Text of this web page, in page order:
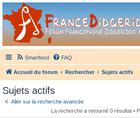
France Didgeridoo
Didgeridoo et Guimbarde sur France Didgeridoo -
Smartfeed FAQ
Accueil du forum Rechercher Sujets actifs
Sujets actifs
Aller sur la recherche avancée
La recherche a retourné 0 résultat •